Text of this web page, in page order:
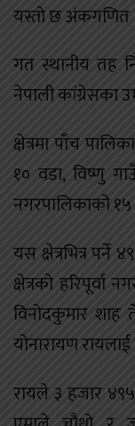
यस्तो छ अंकगणित
गत स्थानीय तह
नेपाली कांग्रेसका
क्षेत्रमा पाँच
१० वडा, विष्णु
नगरपालिकाको
यस क्षेत्रभित्र
क्षेत्रको हरिपूर्वा
विनोदकुमार
योनारायण
रायले ३ हजार